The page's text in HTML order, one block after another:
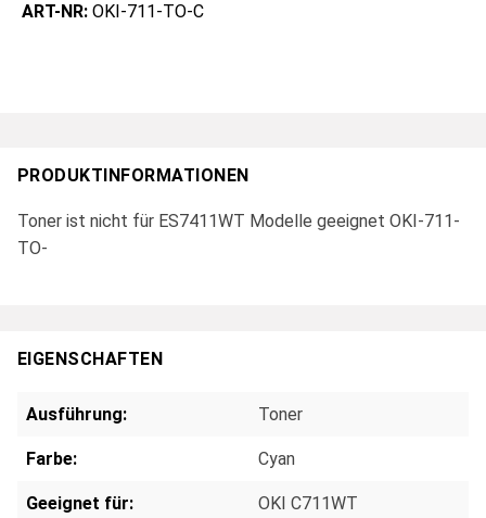
ART-NR: OKI-711-TO-C
PRODUKTINFORMATIONEN
Toner ist nicht für ES7411WT Modelle geeignet OKI-711-
TO-
EIGENSCHAFTEN
Ausführung: Toner
Farbe: Cyan
Geeignet für: OKI C711WT